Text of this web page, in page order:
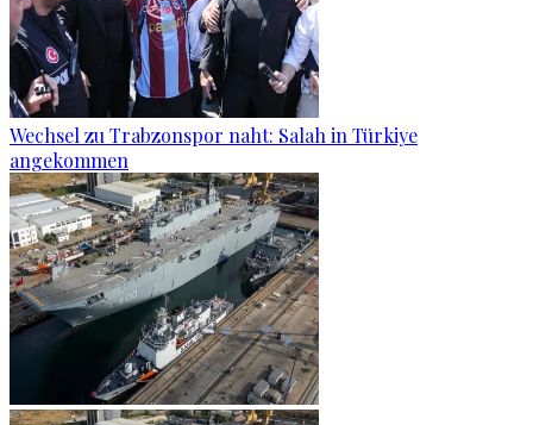
Wechsel zu Trabzonspor naht: Salah in Türkiye
angekommen